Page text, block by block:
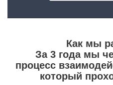
Как мы
За 3 года мы
процесс
который